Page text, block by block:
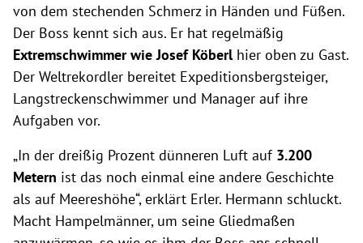
von dem stechenden Schmerz in Händen und Füßen.
Der Boss kennt sich aus. Er hat regelmäßig
Extremschwimmer wie Josef Köberlhier oben zu Gast.
Der Weltrekordler bereitet Expeditionsbergsteiger,
Langstreckenschwimmer und Manager auf ihre
Aufgaben vor.
„In der dreißig Prozent dünneren Luft auf 3.200
Metern ist das noch einmal eine andere Geschichte
als auf Meereshöhe“, erklärt Erler. Hermann schluckt.
Macht Hampelmänner, um seine Gliedmaßen